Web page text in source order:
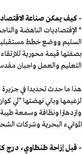
- كيف يمكن صناعة
* الإقتصاديات الناهضة
السليم ووضع خطط مستقبلية
بصفتها قيمة محورية
التعليم والعمل واجبان
هذا ما حدث تحديدا في جزيرة
لزعيمها وباني نهضتها "لي
وازدهارا ونظافة وسمعة
الموانيء البحرية وشركات الشحن والمناولة.
- قبل إزاحة طنطاوي، درج